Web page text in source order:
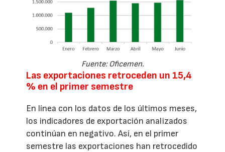
Fuente: Oficemen.
Las exportaciones retroceden un 15,4
% en el primer semestre
En línea con los datos de los últimos meses,
los indicadores de exportación analizados
continúan en negativo. Así, en el primer
semestre las exportaciones han retrocedido